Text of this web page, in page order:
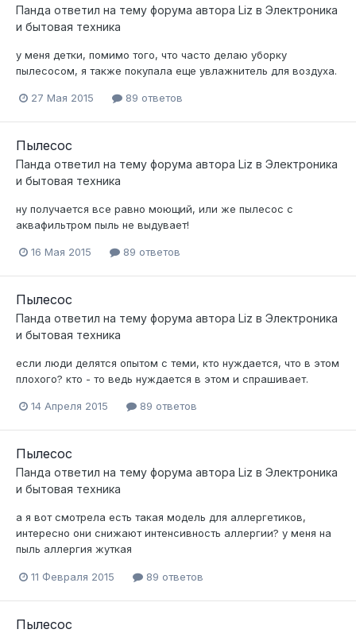
Панда ответил на тему форума автора Liz в Электроника
и бытовая техника
у меня детки, помимо того, что часто делаю уборку
пылесосом, я также покупала еще увлажнитель для воздуха.
27 Мая 2015 89 ответов
Пылесос
Панда ответил на тему форума автора Liz в Электроника
и бытовая техника
ну получается все равно моющий, или же пылесос с
аквафильтром пыль не выдувает!
16 Мая 2015 89 ответов
Пылесос
Панда ответил на тему форума автора Liz в Электроника
и бытовая техника
если люди делятся опытом с теми, кто нуждается, что в этом
плохого? кто - то ведь нуждается в этом и спрашивает.
14 Апреля 2015 89 ответов
Пылесос
Панда ответил на тему форума автора Liz в Электроника
и бытовая техника
а я вот смотрела есть такая модель для аллергетиков,
интересно они снижают интенсивность аллергии? у меня на
пыль аллергия жуткая
11 Февраля 2015 89 ответов
Пылесос